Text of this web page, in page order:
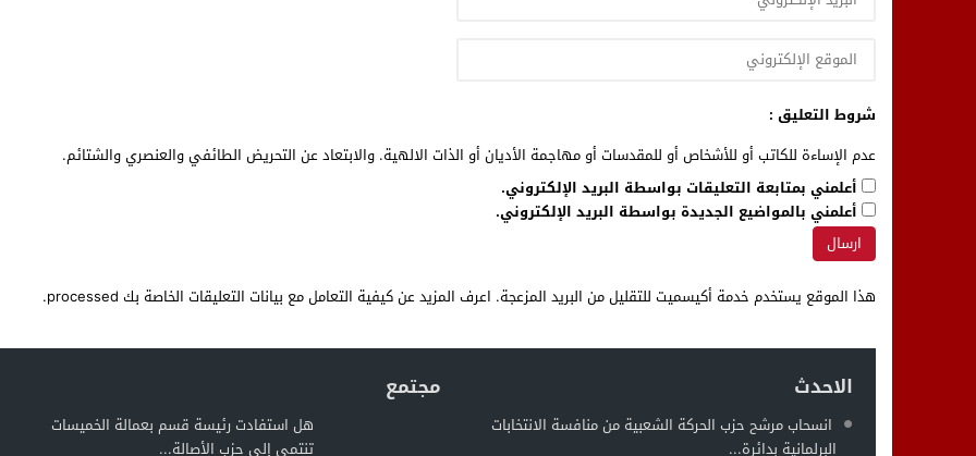
شروط التعليق :
عدم الإساءة للكاتب أو للأشخاص أو للمقدسات أو مهاجمة الأديان أو الذات الالهية. والابتعاد عن التحريض الطائفي والعنصري والشتائم.
أعلمني بمتابعة التعليقات بواسطة البريد الإلكتروني.
أعلمني بالمواضيع الجديدة بواسطة البريد الإلكتروني.
هذا الموقع يستخدم خدمة أكيسميت للتقليل من البريد المزعجة. اعرف المزيد عن كيفية التعامل مع بيانات التعليقات الخاصة بك processed .
الاحدث
انسحاب مرشح حزب الحركة الشعبية من منافسة الانتخابات
البرلمانية بدائرة...
مجتمع
هل استفادت رئيسة قسم بعمالة الخميسات
تنتمي إلى حزب الأصالة...